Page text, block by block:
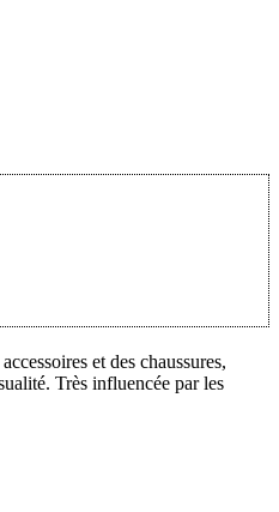
et des chaussures,
Très influencée par les